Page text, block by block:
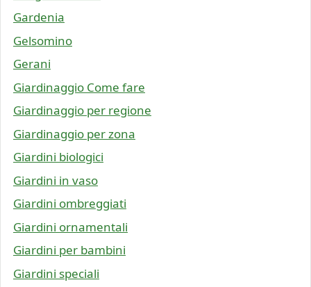
Gardenia
Gelsomino
Gerani
Giardinaggio Come fare
Giardinaggio per regione
Giardinaggio per zona
Giardini biologici
Giardini in vaso
Giardini ombreggiati
Giardini ornamentali
Giardini per bambini
Giardini speciali